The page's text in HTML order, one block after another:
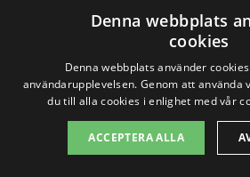
hitta det bästa alternativet
behov. Tänk på att kvalitet
med priset, så välj med
att få flera offerter kan du
marknaden har att
Denna webbplats
cookies
Denna webbplats använder
användarupplevelsen. Genom att använda
du till alla cookies i enlighet med vår
ACCEPTERA ALLA